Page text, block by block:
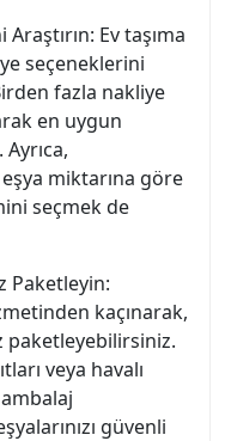
Ev taşıma
seçeneklerini
fazla nakliye
en uygun
eşya miktarına göre
seçmek de
Paketleyin:
kaçınarak,
paketleyebilirsiniz.
veya havalı
güvenli